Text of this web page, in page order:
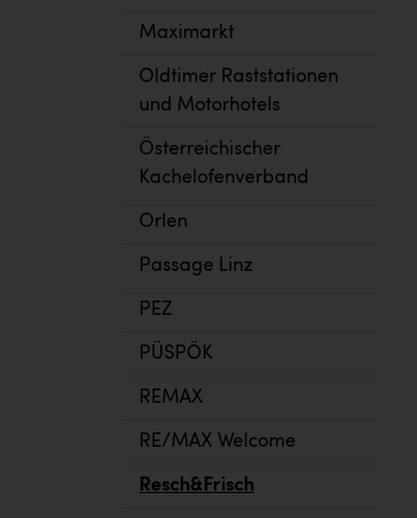
Maximarkt
Oldtimer Raststationen
und Motorhotels
Österreichischer
Kachelofenverband
Orlen
Passage Linz
PEZ
PÜSPÖK
REMAX
RE/MAX Welcome
Resch&Frisch